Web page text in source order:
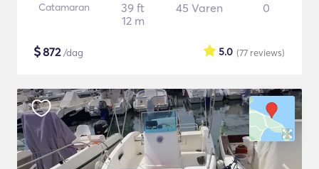
Catamaran
39 ft
12 m
45 Varen 0
$872/dag (77 reviews)
5.0